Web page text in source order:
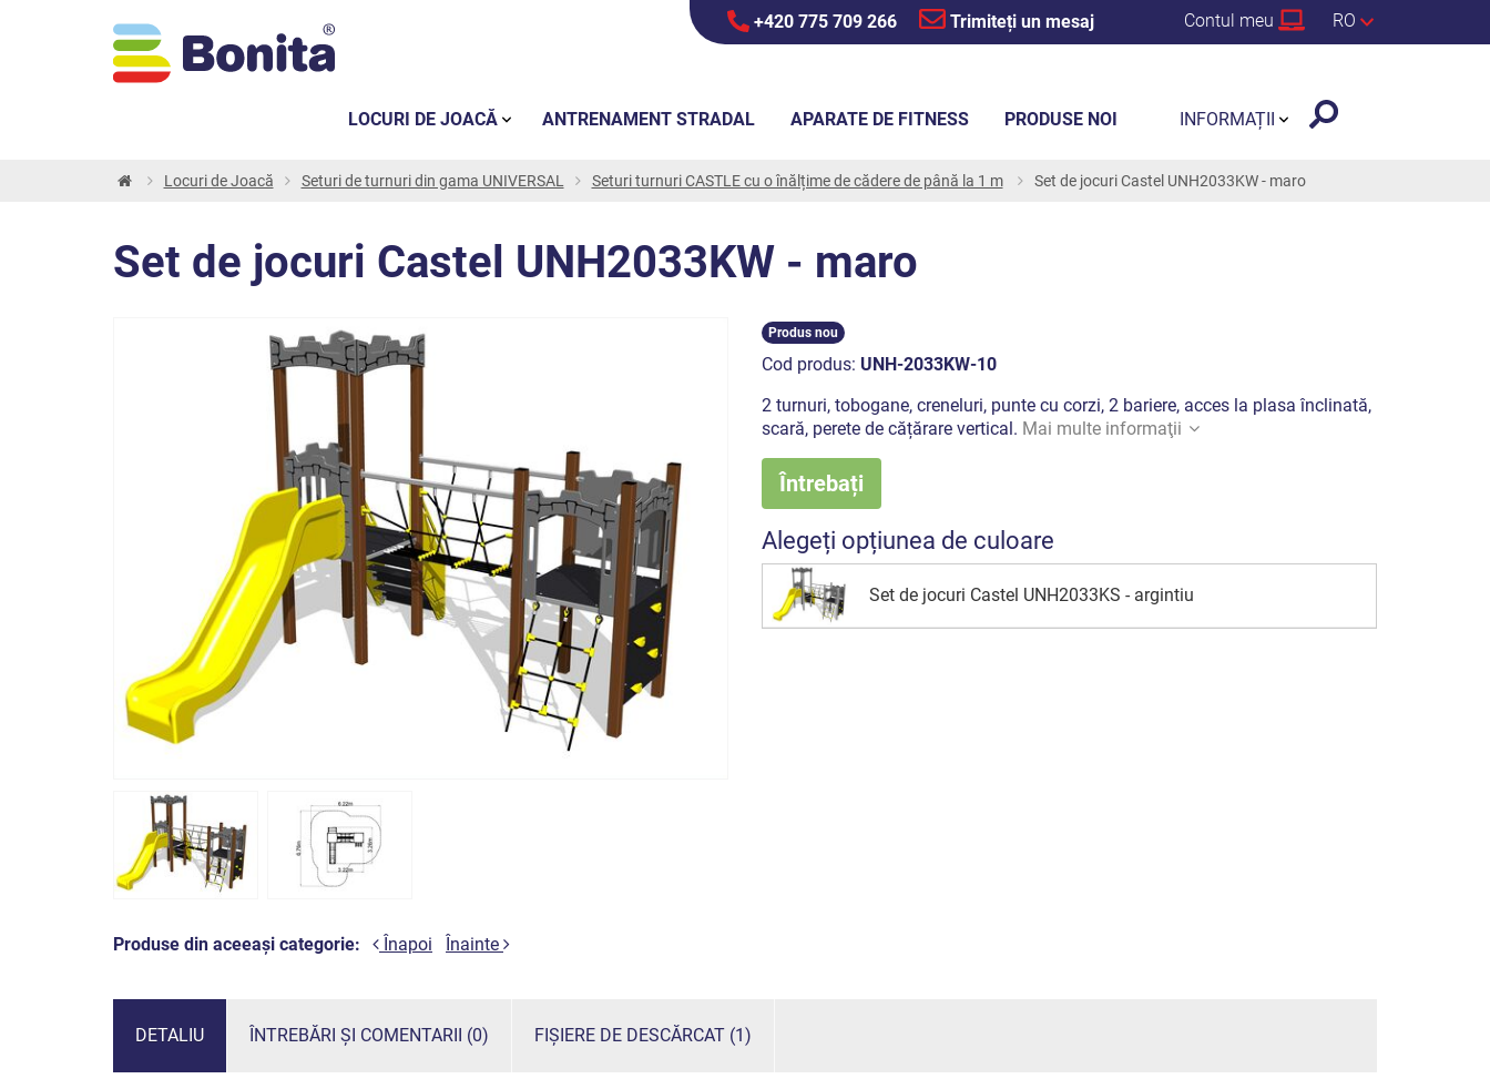
+420 775 709 266 Trimiteți un mesaj Contul meu RO
Locuri de Joacă Seturi de turnuri din gama UNIVERSAL Seturi turnuri CASTLE cu o înălțime de cădere de până la 1 m Set de jocuri Castel UNH2033KW - maro
Set de jocuri Castel UNH2033KW - maro
Produse din aceeași categorie: Înapoi Înainte
Produs nou
Cod produs: UNH-2033KW-10
2 turnuri, tobogane, creneluri, punte cu corzi, 2 bariere, acces la plasa înclinată,
scară, perete de cățărare vertical. Mai multe informaţii
Întrebați
Alegeți opțiunea de culoare
Set de jocuri Castel UNH2033KS - argintiu
DETALIU ÎNTREBĂRI ȘI COMENTARII (0) FIȘIERE DE DESCĂRCAT (1)
LOCURI DE JOACĂ ANTRENAMENT STRADAL APARATE DE FITNESS PRODUSE NOI INFORMAȚII